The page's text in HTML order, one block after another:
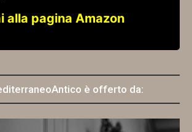
alla pagina Amazon
è offerto da: